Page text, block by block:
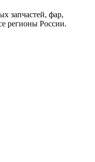
запчастей, фар,
регионы России.